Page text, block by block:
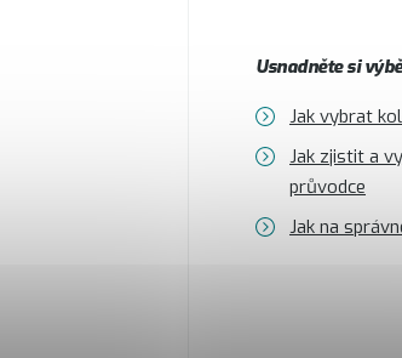
Usnadněte si
Jak vybrat
Jak zjistit a
průvodce
Jak na